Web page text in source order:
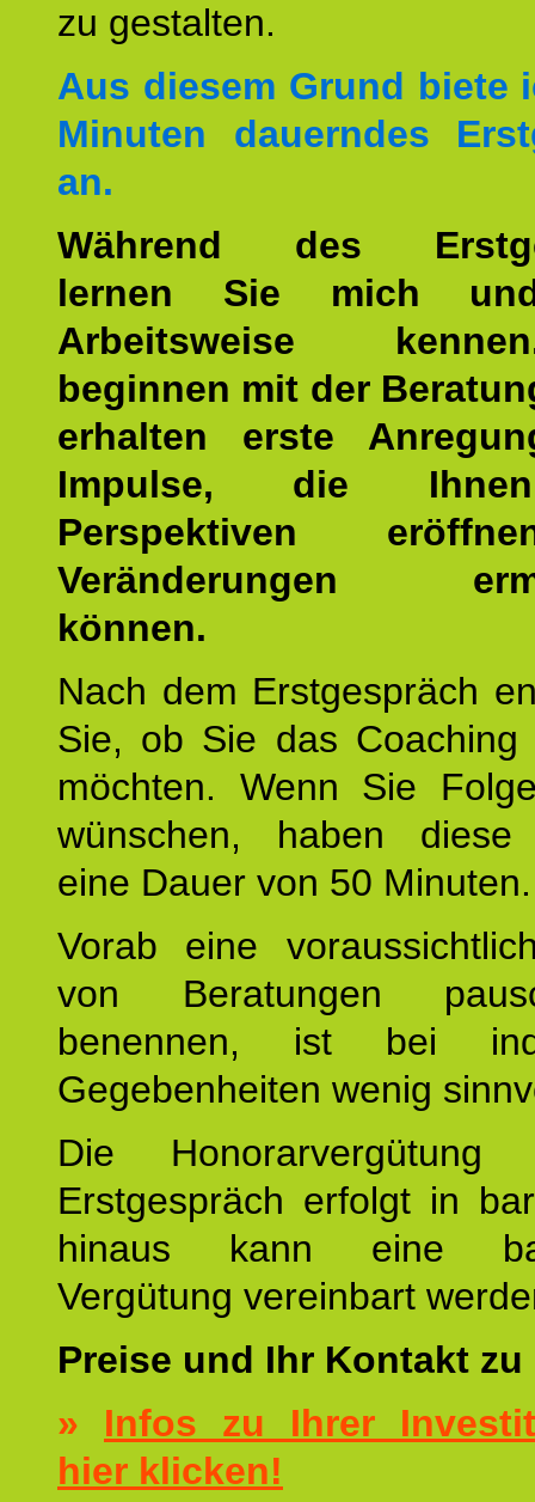
zu gestalten.
Aus diesem Grund biete
Minuten dauerndes
an.
Während des
lernen Sie mich
Arbeitsweise
beginnen mit der
erhalten erste
Impulse, die
Perspektiven
Veränderungen
können.
Nach dem Erstgespräch
Sie, ob Sie das Coaching
möchten. Wenn Sie
wünschen, haben diese
eine Dauer von 50 Minuten.
Vorab eine
von Beratungen
benennen, ist bei
Gegebenheiten wenig
Die
Erstgespräch erfolgt in
hinaus kann eine
Vergütung vereinbart
Preise und Ihr Kontakt
» Infos zu Ihrer
hier klicken!